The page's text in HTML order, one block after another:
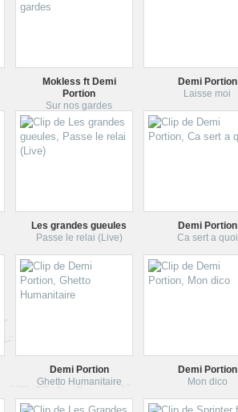
Mokless ft Demi
Portion
Sur nos gardes
Demi Portion
Laisse moi
Les grandes gueules
Passe le relai (Live)
Demi Portion
Ca sert a quoi
Demi Portion
Ghetto Humanitaire
Demi Portion
Mon dico